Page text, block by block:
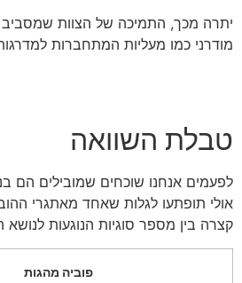
יתרה מכך, התמיכה של הצוות שמסביב
מודרני כמו מעליות המתחברות
טבלת השוואה
לפעמים אנחנו שוכחים שמובילים הם
אולי תופתעו לגלות שאחד מאתגרי
קצרה בין מספר סוגיות הנוגעות לנושא
פוביה מהגות